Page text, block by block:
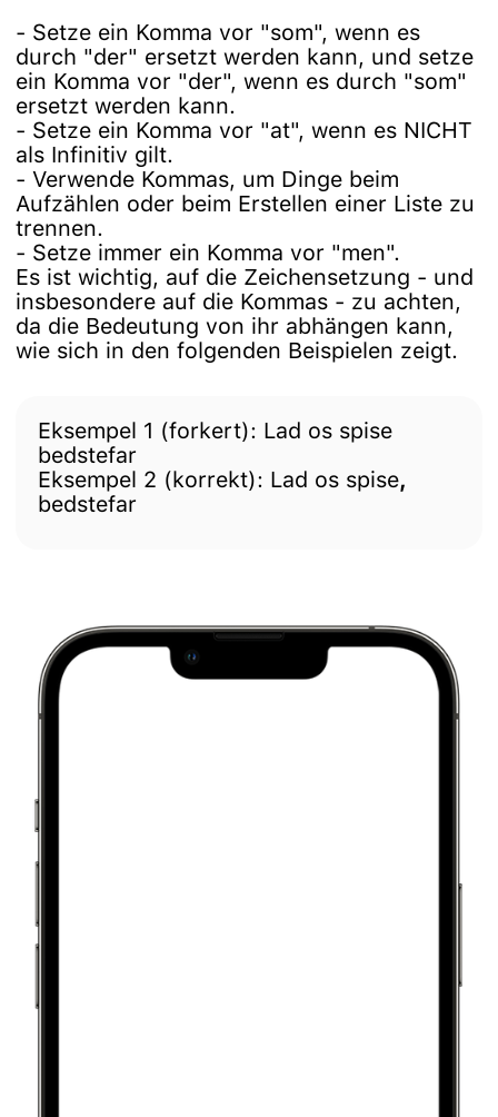
- Setze ein Komma vor "som", wenn es
durch "der" ersetzt werden kann, und setze
ein Komma vor "der", wenn es durch "som"
ersetzt werden kann.
- Setze ein Komma vor "at", wenn es NICHT
als Infinitiv gilt.
- Verwende Kommas, um Dinge beim
Aufzählen oder beim Erstellen einer Liste zu
trennen.
- Setze immer ein Komma vor "men".
Es ist wichtig, auf die Zeichensetzung - und
insbesondere auf die Kommas - zu achten,
da die Bedeutung von ihr abhängen kann,
wie sich in den folgenden Beispielen zeigt.
Eksempel 1 (forkert): Lad os spise
bedstefar
Eksempel 2 (korrekt): Lad os spise,
bedstefar